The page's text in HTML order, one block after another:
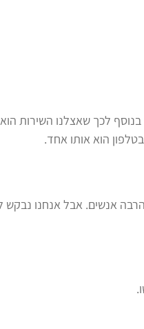
לכך שאצלנו השירות
הוא אותו אחד.
אנשים. אבל אנחנו נבקש